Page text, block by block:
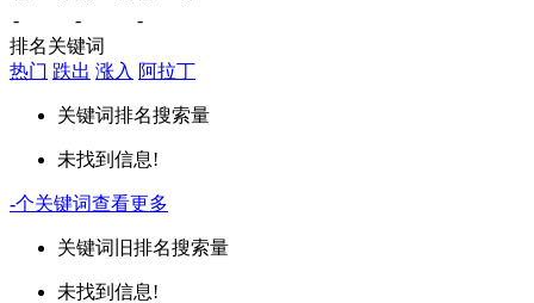
-
-
-
排名关键词
热门 跌出 涨入 阿拉丁
关键词排名搜索量
未找到信息!
-个关键词查看更多
关键词 旧排名搜索量
未找到信息!